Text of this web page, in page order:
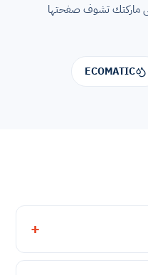
ماركتك تشوف صفحتها
ECOMATIC